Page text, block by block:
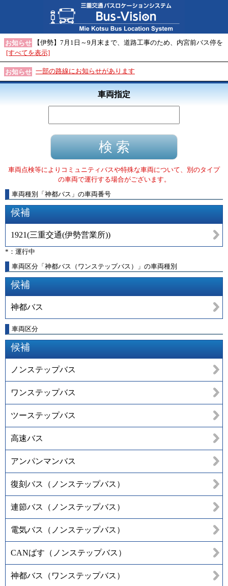
お知らせ
【伊勢】7月1日～9月末まで、道路工事のため、内宮前バス停を
[すべてを表示]
お知らせ 一部の路線にお知らせがあります
車両指定
車両点検等によりコミュニティバスや特殊な車両について、別のタイプ
の車両で運行する場合がございます。
車両種別
「 神都バス 」 の車両番号
候補
1921(三重交通(伊勢営業所))
*：運行中
車両区分「神都バス（ワンステップバス）」の車両種別
候補
神都バス
車両区分
候補
ノンステップバス
ワンステップバス
ツーステップバス
高速バス
アンパンマンバス
復刻バス（ノンステップバス）
連節バス（ノンステップバス）
電気バス（ノンステップバス）
CANばす（ノンステップバス）
神都バス（ワンステップバス）